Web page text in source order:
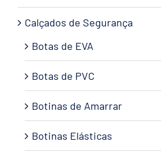
Calçados de Segurança
Botas de EVA
Botas de PVC
Botinas de Amarrar
Botinas Elásticas